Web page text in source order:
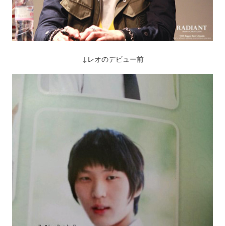
↓レオのデビュー前